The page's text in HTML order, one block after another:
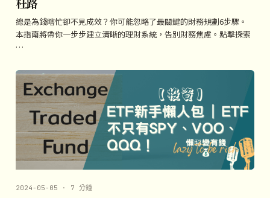
總是為錢瞎忙卻不見成效？你可能忽略了最關鍵的財務規劃6步驟。
本指南將帶你一步步建立清晰的理財系統，告別財務焦慮。點擊探索
…
2024-05-05 · 7 分鐘